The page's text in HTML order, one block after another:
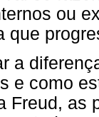
ou
que
a
e como
Freud, as